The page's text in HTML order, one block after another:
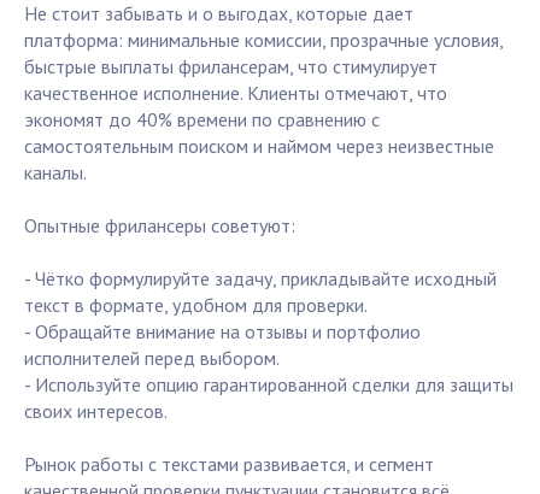
Не стоит забывать и о выгодах, которые дает
платформа: минимальные комиссии, прозрачные условия,
быстрые выплаты фрилансерам, что стимулирует
качественное исполнение. Клиенты отмечают, что
экономят до 40% времени по сравнению с
самостоятельным поиском и наймом через неизвестные
каналы.
Опытные фрилансеры советуют:
- Чётко формулируйте задачу, прикладывайте исходный
текст в формате, удобном для проверки.
- Обращайте внимание на отзывы и портфолио
исполнителей перед выбором.
- Используйте опцию гарантированной сделки для защиты
своих интересов.
Рынок работы с текстами развивается, и сегмент